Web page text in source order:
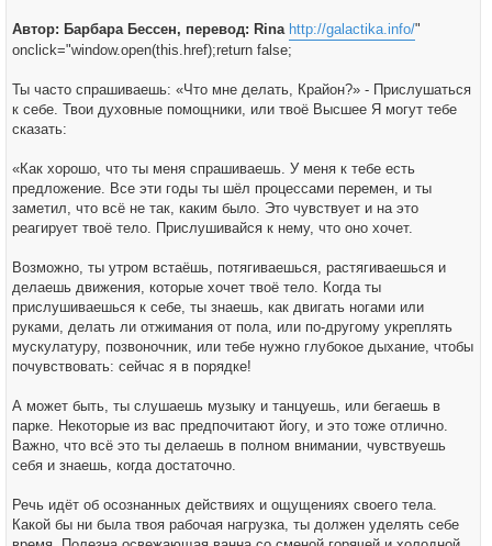
Автор: Барбара Бессен, перевод: Rina http://galactika.info/"
onclick="window.open(this.href);return false;
Ты часто спрашиваешь: «Что мне делать, Крайон?» - Прислушаться
к себе. Твои духовные помощники, или твоё Высшее Я могут тебе
сказать:
«Как хорошо, что ты меня спрашиваешь. У меня к тебе есть
предложение. Все эти годы ты шёл процессами перемен, и ты
заметил, что всё не так, каким было. Это чувствует и на это
реагирует твоё тело. Прислушивайся к нему, что оно хочет.
Возможно, ты утром встаёшь, потягиваешься, растягиваешься и
делаешь движения, которые хочет твоё тело. Когда ты
прислушиваешься к себе, ты знаешь, как двигать ногами или
руками, делать ли отжимания от пола, или по-другому укреплять
мускулатуру, позвоночник, или тебе нужно глубокое дыхание, чтобы
почувствовать: сейчас я в порядке!
А может быть, ты слушаешь музыку и танцуешь, или бегаешь в
парке. Некоторые из вас предпочитают йогу, и это тоже отлично.
Важно, что всё это ты делаешь в полном внимании, чувствуешь
себя и знаешь, когда достаточно.
Речь идёт об осознанных действиях и ощущениях своего тела.
Какой бы ни была твоя рабочая нагрузка, ты должен уделять себе